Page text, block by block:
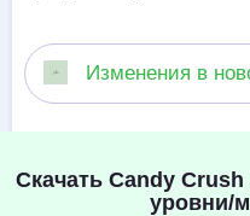
Изменения в
Скачать Candy
уровни/